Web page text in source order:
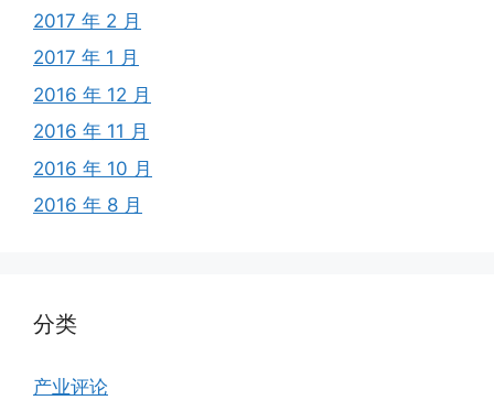
2017 年 2 月
2017 年 1 月
2016 年 12 月
2016 年 11 月
2016 年 10 月
2016 年 8 月
分类
产业评论